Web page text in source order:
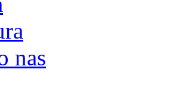
nas